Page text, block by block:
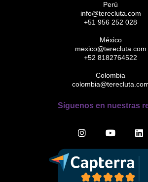
Perú
info@terecluta.com
+51 956 252 028
México
mexico@terecluta.com
+52 8182764522
Colombia
Síguenos en nuestras